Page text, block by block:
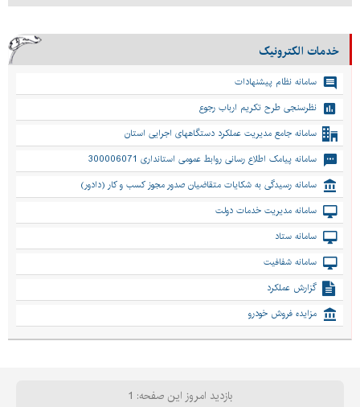
خدمات الکترونیک
سامانه نظام پیشنهادات
نظرسنجی طرح تکریم ارباب رجوع
سامانه جامع مدیریت عملکرد دستگاههای اجرایی استان
سامانه پیامک اطلاع رسانی روابط عمومی استانداری 300006071
سامانه رسیدگی به شکایات متقاضیان صدور مجوز کسب و کار (دادور)
سامانه مدیریت خدمات دولت
سامانه ستاد
سامانه شفافیت
گزارش عملکرد
مزایده فروش خودرو
بازدید امروز این صفحه: 1